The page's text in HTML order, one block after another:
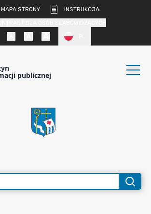
MAPA STRONY
INSTRUKCJA
publicznej